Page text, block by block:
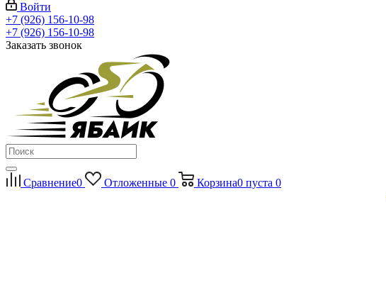
Войти
+7 (926) 156-10-98
+7 (926) 156-10-98
Заказать звонок
Сравнение0 Отложенные 0 Корзина0 пуста 0